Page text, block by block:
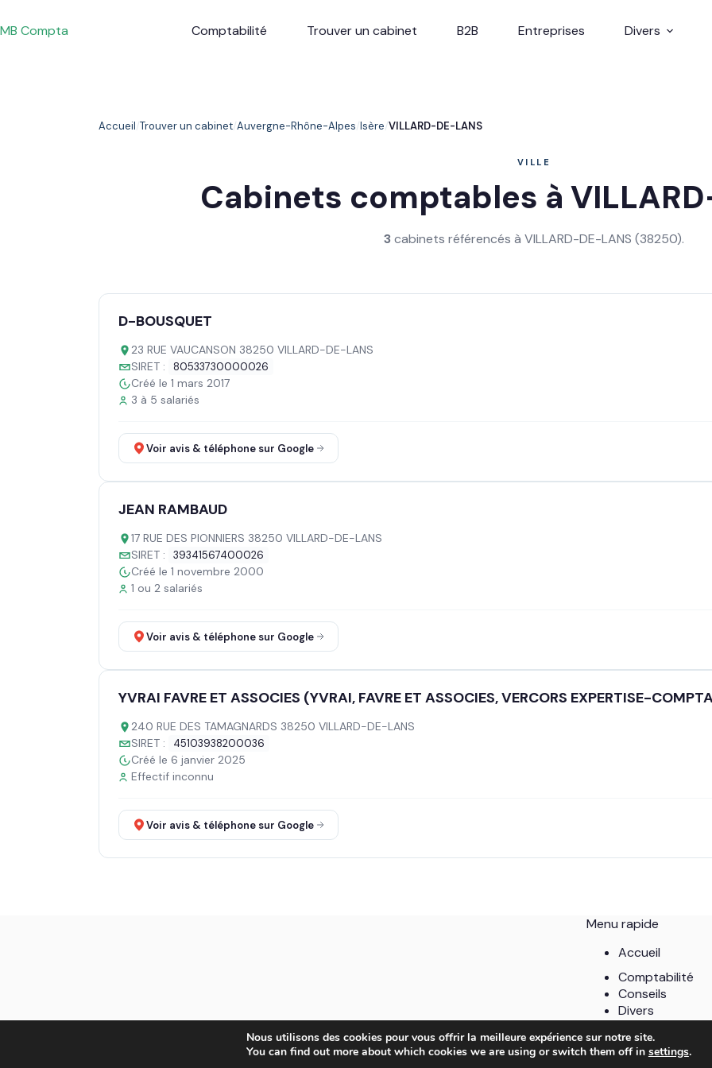
au
contenu
MB Compta Comptabilité Trouver un cabinet B2B Entreprises Divers
Accueil Trouver un cabinet Auvergne-Rhône-Alpes Isère VILLARD-DE-LANS
VILLE
Cabinets comptables à
3cabinets référencés à VILLARD-DE-LANS (38250).
D-BOUSQUET
23 RUE VAUCANSON 38250 VILLARD-DE-LANS
SIRET :
80533730000026
Créé le 1 mars 2017
3 à 5 salariés
Voir avis & téléphone sur Google
JEAN RAMBAUD
17 RUE DES PIONNIERS 38250 VILLARD-DE-LANS
SIRET :
39341567400026
Créé le 1 novembre 2000
1 ou 2 salariés
Voir avis & téléphone sur Google
YVRAI FAVRE ET ASSOCIES (YVRAI, FAVRE ET ASSOCIES, VERCORS EXPERTISE-
240 RUE DES TAMAGNARDS 38250 VILLARD-DE-LANS
SIRET :
45103938200036
Créé le 6 janvier 2025
Effectif inconnu
Voir avis & téléphone sur Google
Menu rapide
Accueil
Comptabilité
Conseils
Divers
Stratégie
Copyright © 2026 - MB Compta.
Nous utilisons des cookies pour vous offrir la meilleure expérience sur notre site.
You can find out more about which cookies we are using or switch them off in settings.